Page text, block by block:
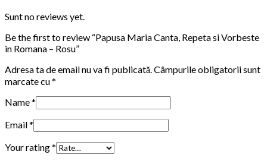
Sunt no reviews yet.
Be the first to review “Papusa Maria Canta, Repeta si Vorbeste
in Romana – Rosu”
Adresa ta de email nu va fi publicată.Câmpurile obligatorii sunt
marcate cu*
Name*
Email*
Your rating*